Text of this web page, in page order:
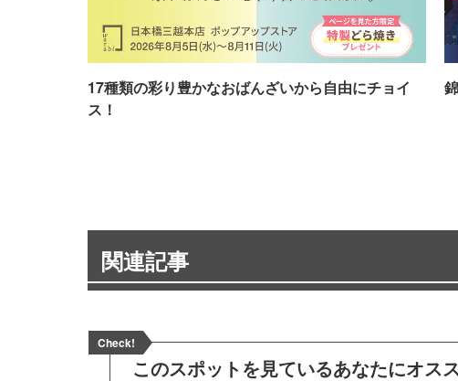
17種類の彩り豊かなおばんざいから自由にチョイ
ス！
関連記事
Check!
このスポットを見ているあなたにオス